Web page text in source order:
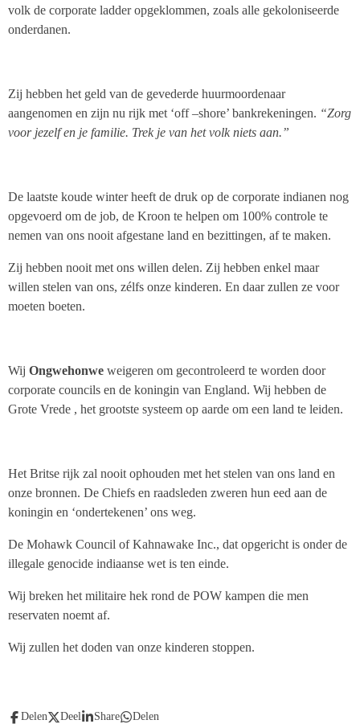
volk de corporate ladder opgeklommen, zoals alle gekoloniseerde
onderdanen.
Zij hebben het geld van de gevederde huurmoordenaar
aangenomen en zijn nu rijk met ‘off –shore’ bankrekeningen. “Zorg
voor jezelf en je familie. Trek je van het volk niets aan.”
De laatste koude winter heeft de druk op de corporate indianen nog
opgevoerd om de job, de Kroon te helpen om 100% controle te
nemen van ons nooit afgestane land en bezittingen, af te maken.
Zij hebben nooit met ons willen delen. Zij hebben enkel maar
willen stelen van ons, zélfs onze kinderen. En daar zullen ze voor
moeten boeten.
Wij Ongwehonwe weigeren om gecontroleerd te worden door
corporate councils en de koningin van England. Wij hebben de
Grote Vrede , het grootste systeem op aarde om een land te leiden.
Het Britse rijk zal nooit ophouden met het stelen van ons land en
onze bronnen. De Chiefs en raadsleden zweren hun eed aan de
koningin en ‘ondertekenen’ ons weg.
De Mohawk Council of Kahnawake Inc., dat opgericht is onder de
illegale genocide indiaanse wet is ten einde.
Wij breken het militaire hek rond de POW kampen die men
reservaten noemt af.
Wij zullen het doden van onze kinderen stoppen.
Delen Deel Share Delen